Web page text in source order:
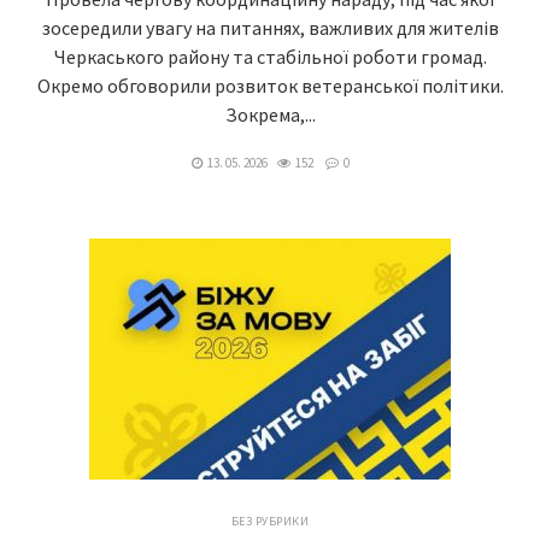
зосередили увагу на питаннях, важливих для жителів
Черкаського району та стабільної роботи громад.
Окремо обговорили розвиток ветеранської політики.
Зокрема,...
13. 05. 2026 152 0
БЕЗ РУБРИКИ